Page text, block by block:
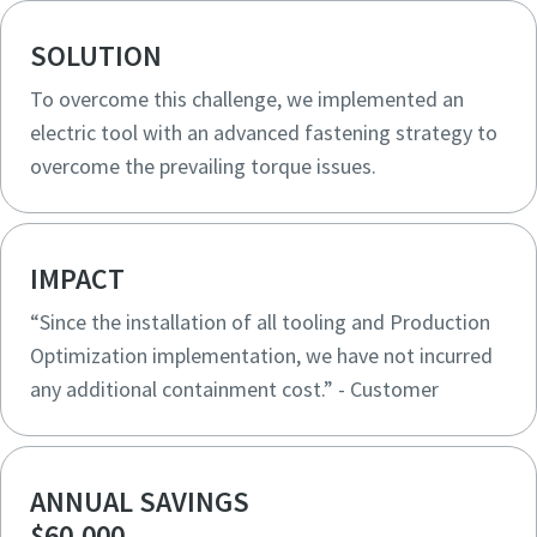
Maßzeichnungen, Informationen zu Ersatzteilen, Produkt
-und Bedienungsanleitungen sowie weitere Information
zu unseren Produkten finden Sie in unserem ServAid.
SOLUTION
To overcome this challenge, we implemented an
electric tool with an advanced fastening strategy to
overcome the prevailing torque issues.
IMPACT
“Since the installation of all tooling and Production
Optimization implementation, we have not incurred
any additional containment cost.” - Customer
ANNUAL SAVINGS